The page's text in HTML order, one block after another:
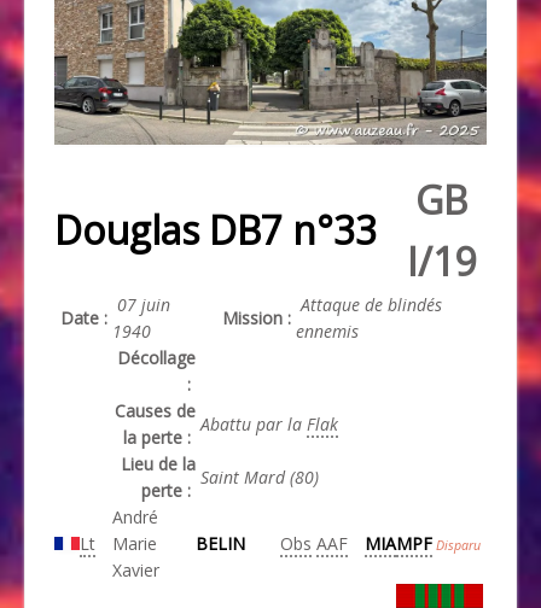
Douglas DB7 n°33
GB
I/19
Date :
07 juin
1940
Mission :
Attaque de blindés
ennemis
Décollage
:
Causes de
la perte :
Abattu par la Flak
Lieu de la
perte :
Saint Mard (80)
Lt
André
Marie
Xavier
BELIN Obs AAF MIAMPF Disparu